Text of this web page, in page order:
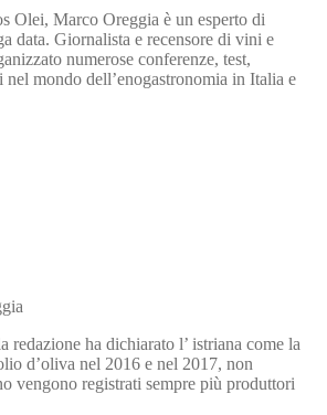
Olei, Marco Oreggia è un esperto di
data. Giornalista e recensore di vini e
numerose conferenze, test,
nel mondo dell’enogastronomia in Italia e
redazione ha dichiarato l’ istriana come la
d’oliva nel 2016 e nel 2017, non
vengono registrati sempre più produttori